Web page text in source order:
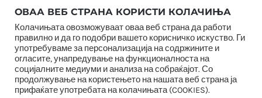
© Copyright 2012 - 2026 |SwiftAgency| All Rights
ОВАА ВЕБ СТРАНА КОРИСТИ КОЛАЧИЊА
Колачињата овозможуваат оваа веб страна да работи
правилно и да го подобри вашето корисничко искуство. Ги
употребуваме за персонализација на содржините и
огласите, унапредување на функционалноста на
социјалните медиуми и анализа на собраќајот. Со
продолжување на користењето на нашата веб страна ја
прифаќате употребата на колачињата (COOKIES).